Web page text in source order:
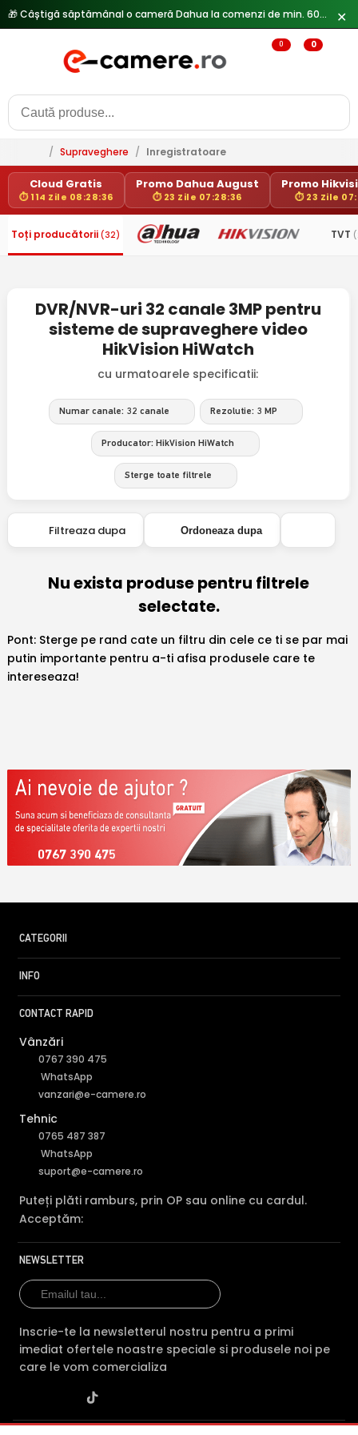
🎁 Câștigă săptămânal o cameră Dahua la comenzi de min. 600 lei — ✕
0 0
/ Supraveghere / Inregistratoare
Cloud Gratis
⏱ 114 Zile 08:28:36
Promo Dahua August
⏱ 23 Zile 07:28:36
Promo
⏱ 23 Zile
Toți producătorii (32) TVT
DVR/NVR-uri 32 canale 3MP pentru
sisteme de supraveghere video
HikVision HiWatch
cu urmatoarele specificatii:
Numar canale: 32 canale Rezolutie: 3 MP
Producator: HikVision HiWatch
Sterge toate filtrele
Filtreaza dupa Ordoneaza dupa
Nu exista produse pentru filtrele
selectate.
Pont: Sterge pe rand cate un filtru din cele ce ti se par mai
putin importante pentru a-ti afisa produsele care te
intereseaza!
0767 390 475
CATEGORII
INFO
CONTACT RAPID
Vânzări
0767 390 475
WhatsApp
vanzari@e-camere.ro
Tehnic
0765 487 387
WhatsApp
suport@e-camere.ro
Puteți plăti ramburs, prin OP sau online cu cardul.
Acceptăm:
NEWSLETTER
Inscrie-te la newsletterul nostru pentru a primi
imediat ofertele noastre speciale si produsele noi pe
care le vom comercializa